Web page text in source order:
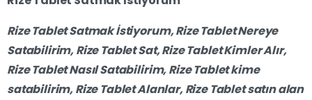
Rize Tablet Satmak İstiyorum,RizeTablet Nereye
Satabilirim,RizeTablet Sat,RizeTablet Kimler Alır,
RizeTablet Nasıl Satabilirim,RizeTablet kime
satabilirim,RizeTablet Alanlar,RizeTablet satın alan